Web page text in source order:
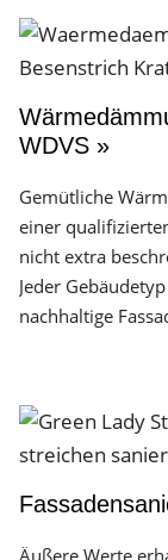
WDVS »
Gemütliche
einer
nicht extra
Jeder
nachhaltige
Äußere Werte